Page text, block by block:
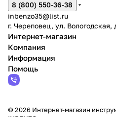
8 (800) 550-36-38
inbenzo35@list.ru
г. Череповец, ул. Вологодская,
Интернет-магазин
Компания
Информация
Помощь
© 2026 Интернет-магазин